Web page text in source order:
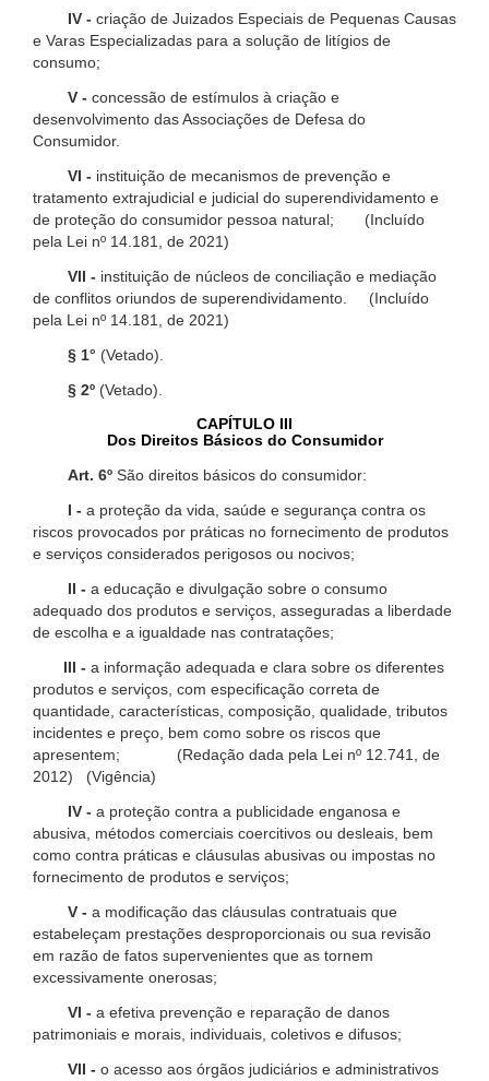
IV - criação de Juizados Especiais de Pequenas Causas
e Varas Especializadas para a solução de litígios de
consumo;
V - concessão de estímulos à criação e
desenvolvimento das Associações de Defesa do
Consumidor.
VI - instituição de mecanismos de prevenção e
tratamento extrajudicial e judicial do superendividamento e
de proteção do consumidor pessoa natural; (Incluído
pela Lei nº 14.181, de 2021)
VII - instituição de núcleos de conciliação e mediação
de conflitos oriundos de superendividamento. (Incluído
pela Lei nº 14.181, de 2021)
§ 1° (Vetado).
§ 2º (Vetado).
CAPÍTULO III
Dos Direitos Básicos do Consumidor
Art. 6º São direitos básicos do consumidor:
I - a proteção da vida, saúde e segurança contra os
riscos provocados por práticas no fornecimento de produtos
e serviços considerados perigosos ou nocivos;
II - a educação e divulgação sobre o consumo
adequado dos produtos e serviços, asseguradas a liberdade
de escolha e a igualdade nas contratações;
III - a informação adequada e clara sobre os diferentes
produtos e serviços, com especificação correta de
quantidade, características, composição, qualidade, tributos
incidentes e preço, bem como sobre os riscos que
apresentem; (Redação dada pela Lei nº 12.741, de
2012) (Vigência)
IV - a proteção contra a publicidade enganosa e
abusiva, métodos comerciais coercitivos ou desleais, bem
como contra práticas e cláusulas abusivas ou impostas no
fornecimento de produtos e serviços;
V - a modificação das cláusulas contratuais que
estabeleçam prestações desproporcionais ou sua revisão
em razão de fatos supervenientes que as tornem
excessivamente onerosas;
VI - a efetiva prevenção e reparação de danos
patrimoniais e morais, individuais, coletivos e difusos;
VII - o acesso aos órgãos judiciários e administrativos